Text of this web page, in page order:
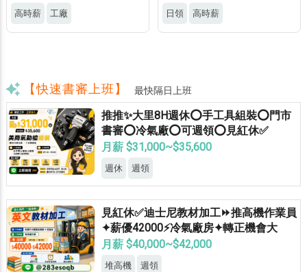
高時薪 工廠 日領 高時薪
【快速書審上班】 最快隔日上班
推推✨大里8H週休⭕手工具組裝⭕門市
書審⭕冷氣廠⭕可週領⭕見紅休✅
月薪 $31,000~$35,600
週休 週領
見紅休✅迪士尼教材加工⏩推高機作業員
✦薪優42000⚡冷氣廠房✦轉正機會大
月薪 $40,000~$42,000
堆高機 週領